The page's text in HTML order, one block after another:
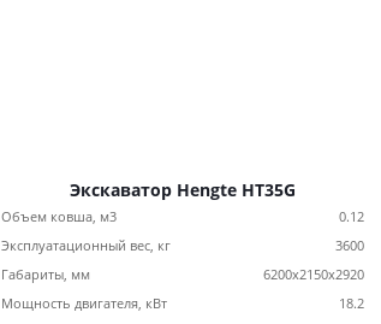
Экскаватор Hengte HT35G
Объем ковша, м3
0.12
Эксплуатационный вес, кг
3600
Габариты, мм
6200х2150х2920
Мощность двигателя, кВт
18.2